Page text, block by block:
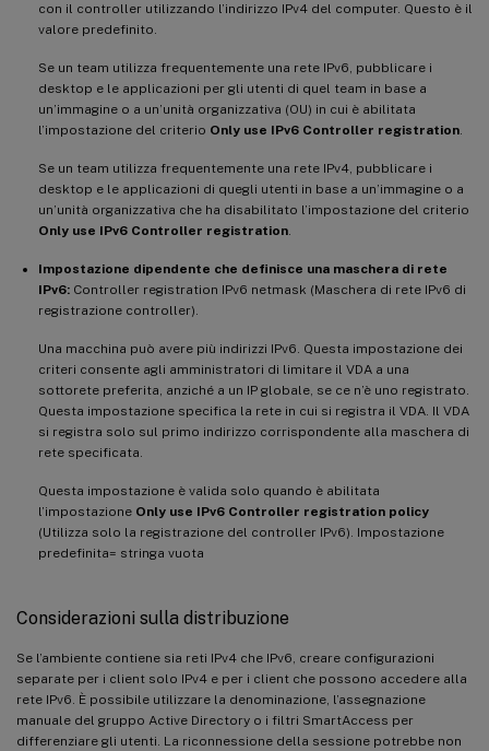
con il controller utilizzando l’indirizzo IPv4 del computer. Questo è il
valore predefinito.
Se un team utilizza frequentemente una rete IPv6, pubblicare i
desktop e le applicazioni per gli utenti di quel team in base a
un’immagine o a un’unità organizzativa (OU) in cui è abilitata
l’impostazione del criterio Only use IPv6 Controller registration
Se un team utilizza frequentemente una rete IPv4, pubblicare i
desktop e le applicazioni di quegli utenti in base a un’immagine o a
un’unità organizzativa che ha disabilitato l’impostazione del criterio
Only use IPv6 Controller registration
Impostazione dipendente che definisce una maschera di rete
IPv6: Controller registration IPv6 netmask (Maschera di rete IPv6 di
registrazione controller).
Una macchina può avere più indirizzi IPv6. Questa impostazione dei
criteri consente agli amministratori di limitare il VDA a una
sottorete preferita, anziché a un IP globale, se ce n’è uno registrato.
Questa impostazione specifica la rete in cui si registra il VDA. Il VDA
si registra solo sul primo indirizzo corrispondente alla maschera di
rete specificata.
Questa impostazione è valida solo quando è abilitata
l’impostazione Only use IPv6 Controller registration policy
(Utilizza solo la registrazione del controller IPv6). Impostazione
predefinita= stringa vuota
Considerazioni sulla distribuzione
Se l’ambiente contiene sia reti IPv4 che IPv6, creare configurazioni
separate per i client solo IPv4 e per i client che possono accedere alla
rete IPv6. È possibile utilizzare la denominazione, l’assegnazione
manuale del gruppo Active Directory o i filtri SmartAccess per
differenziare gli utenti. La riconnessione della sessione potrebbe non